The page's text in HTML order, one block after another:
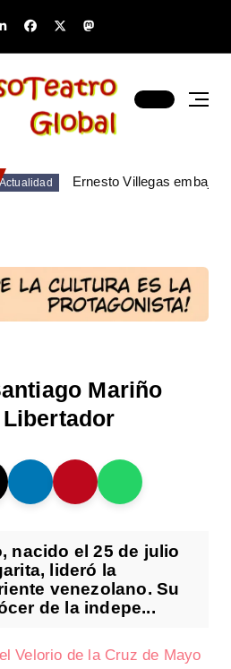
Ernesto Villegas
Mariño
nacido el 25 de julio
lideró la
venezolano. Su
de la indepe...
Velorio de la Cruz de Mayo